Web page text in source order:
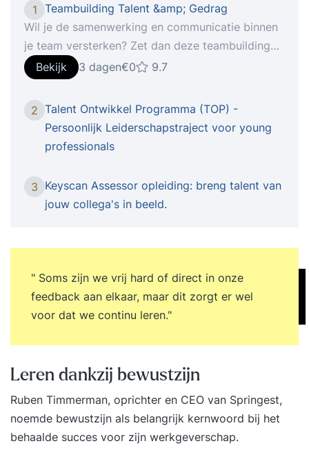
1 Teambuilding Talent &amp; Gedrag
Wil je de samenwerking en communicatie binnen
je team versterken? Zet dan deze teambuilding
in. Op een laagdrempelige en positieve wijze
krijgen de deelnemers inzicht in hun eigen
gedrag- en communicatiestijl en leren ze dat van
een ander herkennen. Hierdoor kunnen ze
effectiever communiceren. Daarbij leren de
deelnemers hun eigen talenten en die van hun
beste in kunnen zetten op bepaalde
werkzaamheden. Dit is de basis voor een
Zelfinzicht Feedback geven en ontvangen Betere
Talenten inzetten op de juiste plaats Inhoud
trainingDe training bestaat uit de volgende
met het uitkiezen van gedragseigenschappen die
eigenschappen staan op speelkaarten. Feedback
Plenair bespreken we welke speelkaarten we
voor onszelf en de ander hebben gekozen. Men
geeft elkaar op een positieve manier feedback.
Bekijk 3 dagen€0 9.7
2 Talent Ontwikkel Programma (TOP) -
Persoonlijk Leiderschapstraject voor young
professionals
3 Keyscan Assessor opleiding: breng talent van
jouw collega's in beeld.
" Soms zijn we vrij hard of direct in onze
feedback aan elkaar, maar dit zorgt er wel
voor dat we continu leren."
Leren dankzij bewustzijn
Ruben Timmerman, oprichter en CEO van Springest,
noemde bewustzijn als belangrijk kernwoord bij het
behaalde succes voor zijn werkgeverschap.